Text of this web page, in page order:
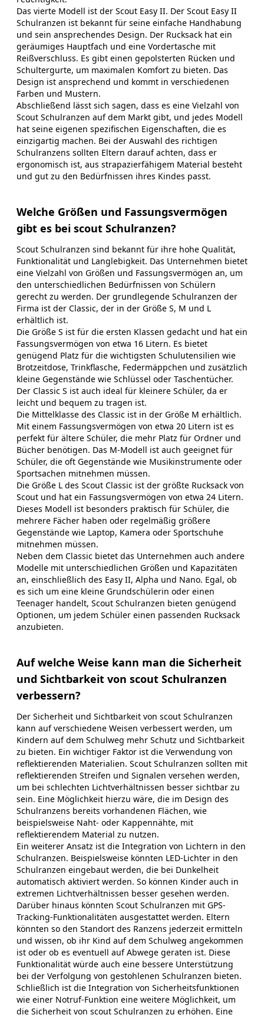
Das vierte Modell ist der Scout Easy II. Der Scout Easy II
Schulranzen ist bekannt für seine einfache Handhabung
und sein ansprechendes Design. Der Rucksack hat ein
geräumiges Hauptfach und eine Vordertasche mit
Reißverschluss. Es gibt einen gepolsterten Rücken und
Schultergurte, um maximalen Komfort zu bieten. Das
Design ist ansprechend und kommt in verschiedenen
Farben und Mustern.
Abschließend lässt sich sagen, dass es eine Vielzahl von
Scout Schulranzen auf dem Markt gibt, und jedes Modell
hat seine eigenen spezifischen Eigenschaften, die es
einzigartig machen. Bei der Auswahl des richtigen
Schulranzens sollten Eltern darauf achten, dass er
ergonomisch ist, aus strapazierfähigem Material besteht
und gut zu den Bedürfnissen ihres Kindes passt.
Welche Größen und Fassungsvermögen
gibt es bei scout Schulranzen?
Scout Schulranzen sind bekannt für ihre hohe Qualität,
Funktionalität und Langlebigkeit. Das Unternehmen bietet
eine Vielzahl von Größen und Fassungsvermögen an, um
den unterschiedlichen Bedürfnissen von Schülern
gerecht zu werden. Der grundlegende Schulranzen der
Firma ist der Classic, der in der Größe S, M und L
erhältlich ist.
Die Größe S ist für die ersten Klassen gedacht und hat ein
Fassungsvermögen von etwa 16 Litern. Es bietet
genügend Platz für die wichtigsten Schulutensilien wie
Brotzeitdose, Trinkflasche, Federmäppchen und zusätzlich
kleine Gegenstände wie Schlüssel oder Taschentücher.
Der Classic S ist auch ideal für kleinere Schüler, da er
leicht und bequem zu tragen ist.
Die Mittelklasse des Classic ist in der Größe M erhältlich.
Mit einem Fassungsvermögen von etwa 20 Litern ist es
perfekt für ältere Schüler, die mehr Platz für Ordner und
Bücher benötigen. Das M-Modell ist auch geeignet für
Schüler, die oft Gegenstände wie Musikinstrumente oder
Sportsachen mitnehmen müssen.
Die Größe L des Scout Classic ist der größte Rucksack von
Scout und hat ein Fassungsvermögen von etwa 24 Litern.
Dieses Modell ist besonders praktisch für Schüler, die
mehrere Fächer haben oder regelmäßig größere
Gegenstände wie Laptop, Kamera oder Sportschuhe
mitnehmen müssen.
Neben dem Classic bietet das Unternehmen auch andere
Modelle mit unterschiedlichen Größen und Kapazitäten
an, einschließlich des Easy II, Alpha und Nano. Egal, ob
es sich um eine kleine Grundschülerin oder einen
Teenager handelt, Scout Schulranzen bieten genügend
Optionen, um jedem Schüler einen passenden Rucksack
anzubieten.
Auf welche Weise kann man die Sicherheit
und Sichtbarkeit von scout Schulranzen
verbessern?
Der Sicherheit und Sichtbarkeit von scout Schulranzen
kann auf verschiedene Weisen verbessert werden, um
Kindern auf dem Schulweg mehr Schutz und Sichtbarkeit
zu bieten. Ein wichtiger Faktor ist die Verwendung von
reflektierenden Materialien. Scout Schulranzen sollten mit
reflektierenden Streifen und Signalen versehen werden,
um bei schlechten Lichtverhältnissen besser sichtbar zu
sein. Eine Möglichkeit hierzu wäre, die im Design des
Schulranzens bereits vorhandenen Flächen, wie
beispielsweise Naht- oder Kappennähte, mit
reflektierendem Material zu nutzen.
Ein weiterer Ansatz ist die Integration von Lichtern in den
Schulranzen. Beispielsweise könnten LED-Lichter in den
Schulranzen eingebaut werden, die bei Dunkelheit
automatisch aktiviert werden. So können Kinder auch in
extremen Lichtverhältnissen besser gesehen werden.
Darüber hinaus könnten Scout Schulranzen mit GPS-
Tracking-Funktionalitäten ausgestattet werden. Eltern
könnten so den Standort des Ranzens jederzeit ermitteln
und wissen, ob ihr Kind auf dem Schulweg angekommen
ist oder ob es eventuell auf Abwege geraten ist. Diese
Funktionalität würde auch eine bessere Unterstützung
bei der Verfolgung von gestohlenen Schulranzen bieten.
Schließlich ist die Integration von Sicherheitsfunktionen
wie einer Notruf-Funktion eine weitere Möglichkeit, um
die Sicherheit von scout Schulranzen zu erhöhen. Eine